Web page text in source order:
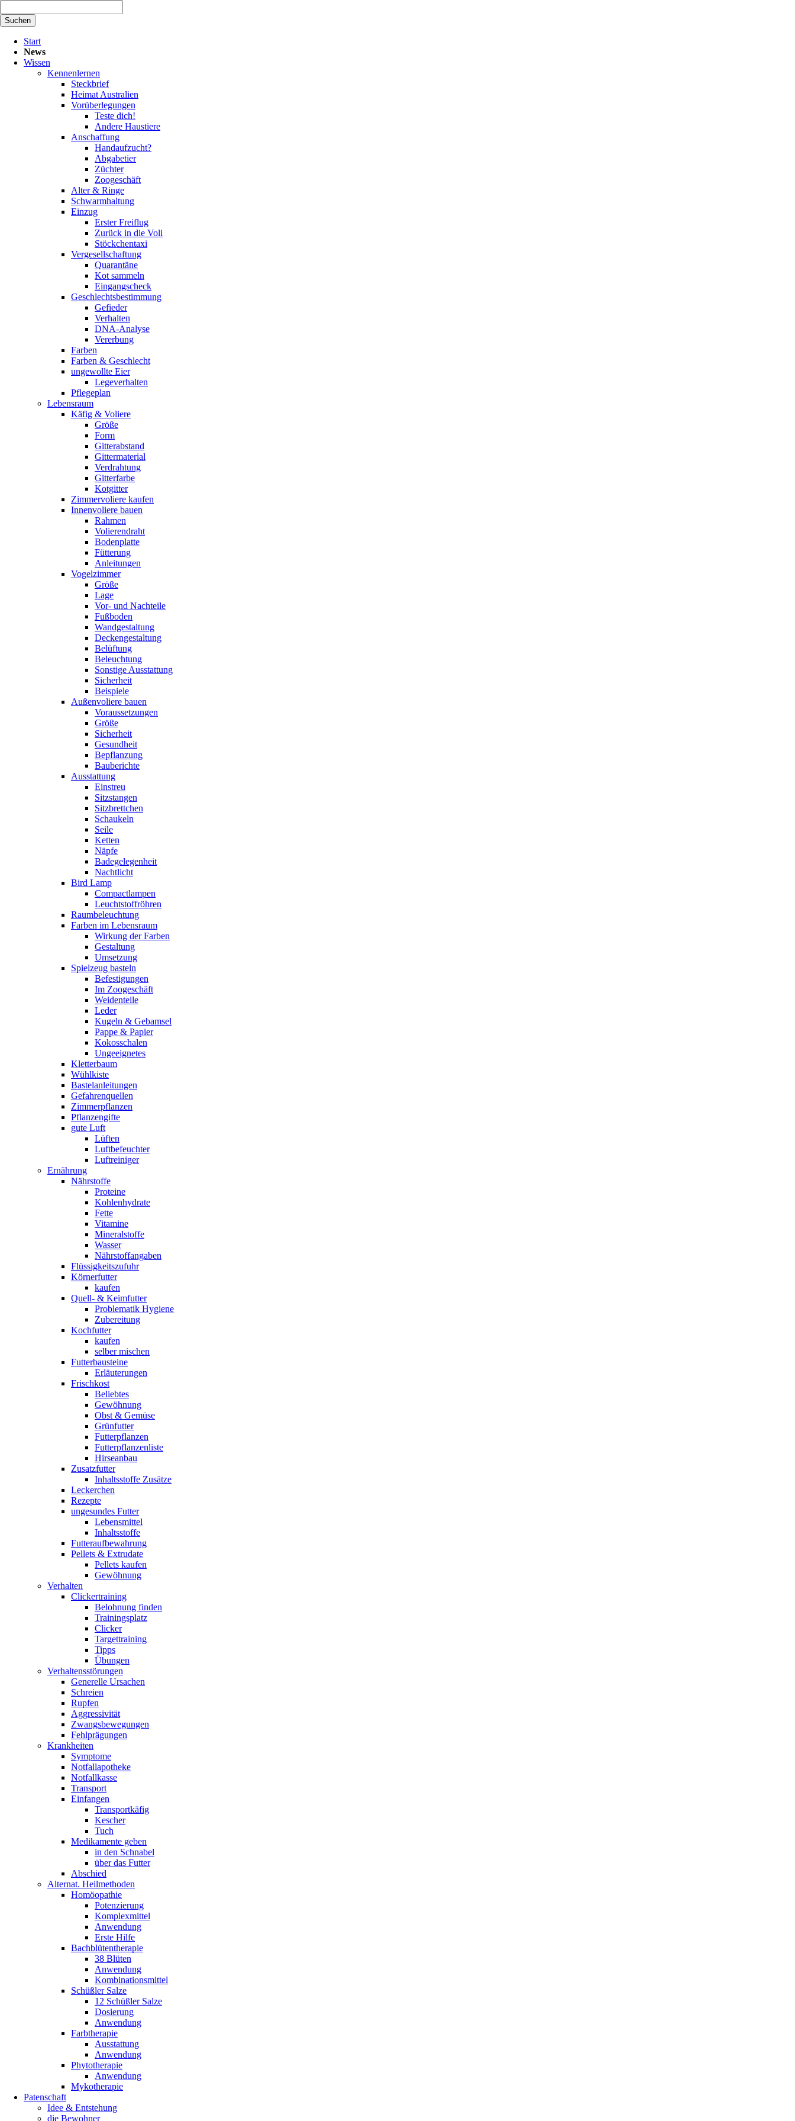
Suchen
überspringen
Start
News
Wissen
Kennenlernen
Steckbrief
Heimat Australien
Vorüberlegungen
Teste dich!
Andere Haustiere
Anschaffung
Handaufzucht?
Abgabetier
Züchter
Zoogeschäft
Alter & Ringe
Schwarmhaltung
Einzug
Erster Freiflug
Zurück in die Voli
Stöckchentaxi
Vergesellschaftung
Quarantäne
Kot sammeln
Eingangscheck
Geschlechtsbestimmung
Gefieder
Verhalten
DNA-Analyse
Vererbung
Farben
Farben & Geschlecht
ungewollte Eier
Legeverhalten
Pflegeplan
Lebensraum
Käfig & Voliere
Größe
Form
Gitterabstand
Gittermaterial
Verdrahtung
Gitterfarbe
Kotgitter
Zimmervoliere kaufen
Innenvoliere bauen
Rahmen
Volierendraht
Bodenplatte
Fütterung
Anleitungen
Vogelzimmer
Größe
Lage
Vor- und Nachteile
Fußboden
Wandgestaltung
Deckengestaltung
Belüftung
Beleuchtung
Sonstige Ausstattung
Sicherheit
Beispiele
Außenvoliere bauen
Voraussetzungen
Größe
Sicherheit
Gesundheit
Bepflanzung
Bauberichte
Ausstattung
Einstreu
Sitzstangen
Sitzbrettchen
Schaukeln
Seile
Ketten
Näpfe
Badegelegenheit
Nachtlicht
Bird Lamp
Compactlampen
Leuchtstoffröhren
Raumbeleuchtung
Farben im Lebensraum
Wirkung der Farben
Gestaltung
Umsetzung
Spielzeug basteln
Befestigungen
Im Zoogeschäft
Weidenteile
Leder
Kugeln & Gebamsel
Pappe & Papier
Kokosschalen
Ungeeignetes
Kletterbaum
Wühlkiste
Bastelanleitungen
Gefahrenquellen
Zimmerpflanzen
Pflanzengifte
gute Luft
Lüften
Luftbefeuchter
Luftreiniger
Ernährung
Nährstoffe
Proteine
Kohlenhydrate
Fette
Vitamine
Mineralstoffe
Wasser
Nährstoffangaben
Flüssigkeitszufuhr
Körnerfutter
kaufen
Quell- & Keimfutter
Problematik Hygiene
Zubereitung
Kochfutter
kaufen
selber mischen
Futterbausteine
Erläuterungen
Frischkost
Beliebtes
Gewöhnung
Obst & Gemüse
Grünfutter
Futterpflanzen
Futterpflanzenliste
Hirseanbau
Zusatzfutter
Inhaltsstoffe Zusätze
Leckerchen
Rezepte
ungesundes Futter
Lebensmittel
Inhaltsstoffe
Futteraufbewahrung
Pellets & Extrudate
Pellets kaufen
Gewöhnung
Verhalten
Clickertraining
Belohnung finden
Trainingsplatz
Clicker
Targettraining
Tipps
Übungen
Verhaltensstörungen
Generelle Ursachen
Schreien
Rupfen
Aggressivität
Zwangsbewegungen
Fehlprägungen
Krankheiten
Symptome
Notfallapotheke
Notfallkasse
Transport
Einfangen
Transportkäfig
Kescher
Tuch
Medikamente geben
in den Schnabel
über das Futter
Abschied
Alternat. Heilmethoden
Homöopathie
Potenzierung
Komplexmittel
Anwendung
Erste Hilfe
Bachblütentherapie
38 Blüten
Anwendung
Kombinationsmittel
Schüßler Salze
12 Schüßler Salze
Dosierung
Anwendung
Farbtherapie
Ausstattung
Anwendung
Phytotherapie
Anwendung
Mykotherapie
Patenschaft
Idee & Entstehung
die Bewohner